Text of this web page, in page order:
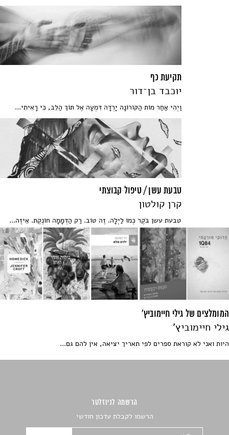
תקיעת כף
יוכבד בן־דור
וַיְהִי אַחַר מוֹת הַקּוֹרוֹנָה יָרְדָה דִּמְעָה אֶל תּוֹךְ הַלֵּב, כִּי רָאִיתִי...
טבעת עשן / טיפול קבוצתי
קרן קולטון
טבעת עשן בֹּקֶר כְּמוֹ לַיְלָה. זֶה טוֹב. רַק הַדְּמָמָה חוֹנֶקֶת. אֵיזֶה...
המומלצים של גילי חיימוביץ'
גילי חיימוביץ'
היות ואני לא קוראת ספרים לפי תאריך יציאה, אין להם גם...
הרשמה לניוזלטר
הרשמו לקבלת עדכון חודשי